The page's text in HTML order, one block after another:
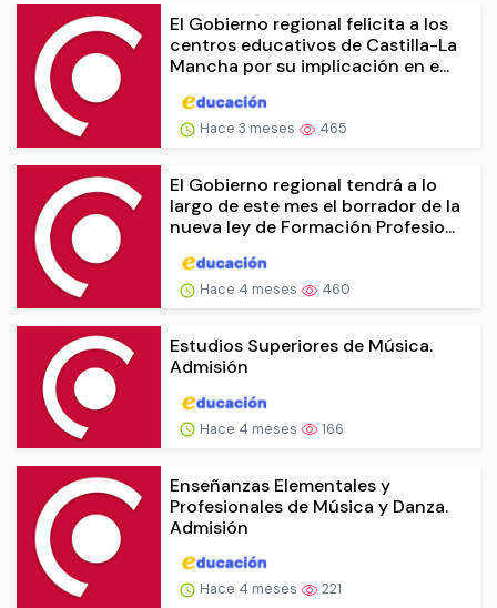
El Gobierno regional felicita a los
centros educativos de Castilla-La
Mancha por su implicación en e...
Hace 3 meses 465
El Gobierno regional tendrá a lo
largo de este mes el borrador de la
nueva ley de Formación Profesio...
Hace 4 meses 460
Estudios Superiores de Música.
Admisión
Hace 4 meses 166
Enseñanzas Elementales y
Profesionales de Música y Danza.
Admisión
Hace 4 meses 221